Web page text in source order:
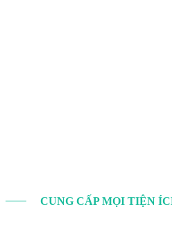
CUNG CẤP MỌI TIỆN